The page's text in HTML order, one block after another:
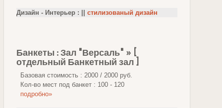
Дизайн - Интерьер : || стилизованый дизайн
Банкеты : Зал "Версаль" » [
отдельный Банкетный зал ]
Базовая стоимость : 2000 / 2000 руб.
Кол-во мест под банкет : 100 - 120
подробно»